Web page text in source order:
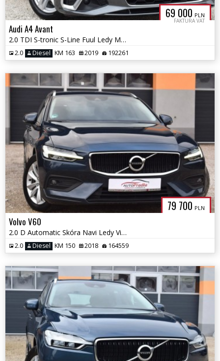
69 000 PLN
FAKTURA VAT
Audi A4 Avant
2.0 TDI S-tronic S-Line Fuul Ledy Matrix Łopatki VAT-23%
2.0 Diesel KM 163 2019 192261
79 700 PLN
Volvo V60
2.0 D Automatic Skóra Navi Ledy Virtual Kamera
2.0 Diesel KM 150 2018 164559